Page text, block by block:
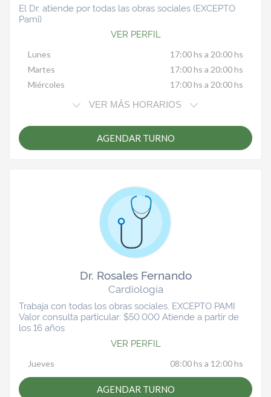
El Dr. atiende por todas las obras sociales (EXCEPTO
Pami)
VER PERFIL
Lunes
17:00 hs a 20:00 hs
Martes
17:00 hs a 20:00 hs
Miércoles
17:00 hs a 20:00 hs
VER MÁS HORARIOS
AGENDAR TURNO
Dr. Rosales Fernando
Cardiología
Trabaja con todas los obras sociales, EXCEPTO PAMI
Valor consulta particular: $50.000 Atiende a partir de
los 16 años
VER PERFIL
Jueves 08:00 hs a 12:00 hs
AGENDAR TURNO